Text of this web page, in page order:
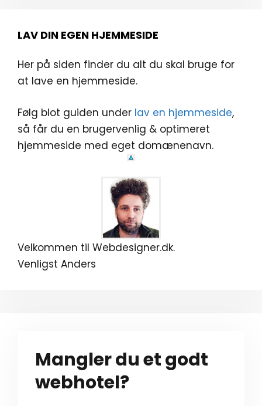
LAV DIN EGEN HJEMMESIDE
Her på siden finder du alt du skal bruge for
at lave en hjemmeside.
Følg blot guiden under lav en hjemmeside,
så får du en brugervenlig & optimeret
hjemmeside med eget domænenavn.
Velkommen til Webdesigner.dk.
Venligst Anders
Mangler du et godt
webhotel?